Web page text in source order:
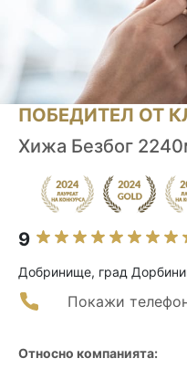
ПОБЕДИТЕЛ ОТ
Хижа Безбог
9
Добринище, град
Покажи
Относно компанията: